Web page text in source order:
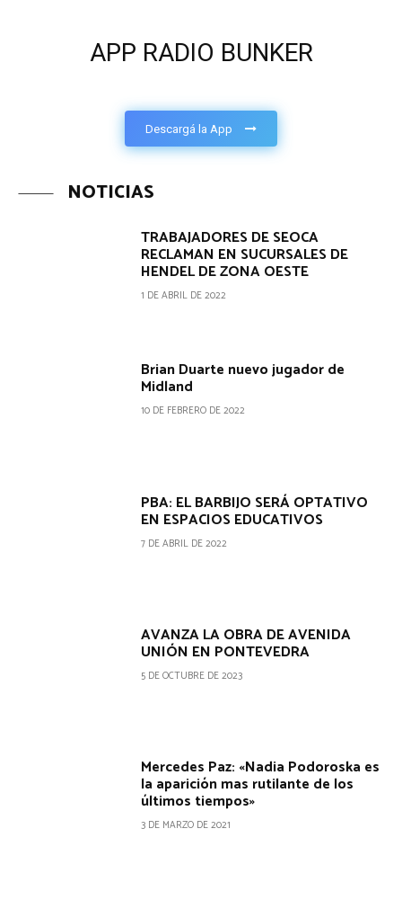
APP RADIO BUNKER
Descargá la App
NOTICIAS
TRABAJADORES DE SEOCA
RECLAMAN EN SUCURSALES DE
HENDEL DE ZONA OESTE
1 DE ABRIL DE 2022
Brian Duarte nuevo jugador de
Midland
10 DE FEBRERO DE 2022
PBA: EL BARBIJO SERÁ OPTATIVO
EN ESPACIOS EDUCATIVOS
7 DE ABRIL DE 2022
AVANZA LA OBRA DE AVENIDA
UNIÓN EN PONTEVEDRA
5 DE OCTUBRE DE 2023
Mercedes Paz: «Nadia Podoroska es
la aparición mas rutilante de los
últimos tiempos»
3 DE MARZO DE 2021